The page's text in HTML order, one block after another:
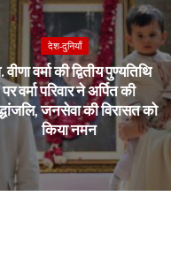
देश-दुनियाँ
वीणा वर्मा की द्वितीय पुण्यतिथि
पर वर्मा परिवार ने अर्पित की
जनसेवा की विरासत को
किया नमन